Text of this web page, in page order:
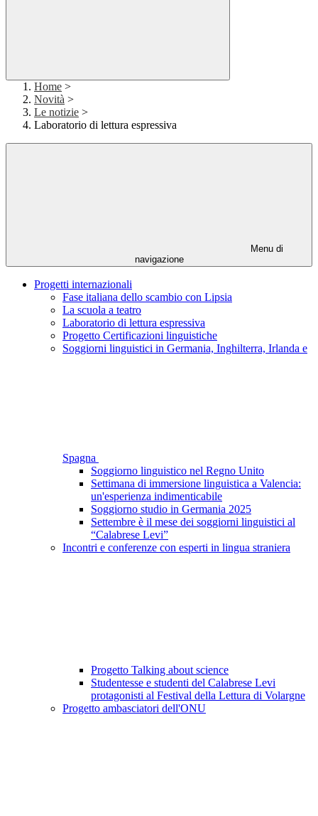
Home >
Novità >
Le notizie >
Laboratorio di lettura espressiva
Menu di
navigazione
Progetti internazionali
Fase italiana dello scambio con Lipsia
La scuola a teatro
Laboratorio di lettura espressiva
Progetto Certificazioni linguistiche
Soggiorni linguistici in Germania, Inghilterra, Irlanda e
Spagna
Soggiorno linguistico nel Regno Unito
Settimana di immersione linguistica a Valencia:
un'esperienza indimenticabile
Soggiorno studio in Germania 2025
Settembre è il mese dei soggiorni linguistici al
“Calabrese Levi”
Incontri e conferenze con esperti in lingua straniera
Progetto Talking about science
Studentesse e studenti del Calabrese Levi
protagonisti al Festival della Lettura di Volargne
Progetto ambasciatori dell'ONU